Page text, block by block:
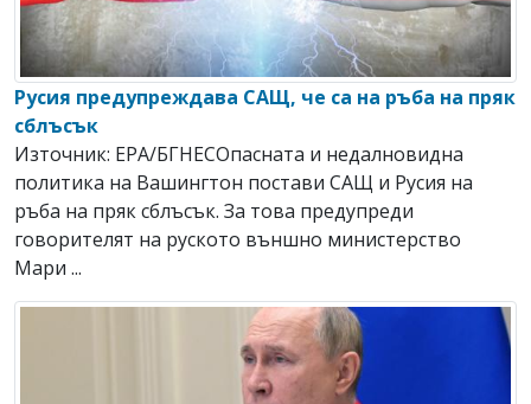
Русия предупреждава САЩ, че са на ръба на пряк
сблъсък
Източник: EPA/БГНЕСОпасната и недалновидна
политика на Вашингтон постави САЩ и Русия на
ръба на пряк сблъсък. За това предупреди
говорителят на руското външно министерство
Мари ...